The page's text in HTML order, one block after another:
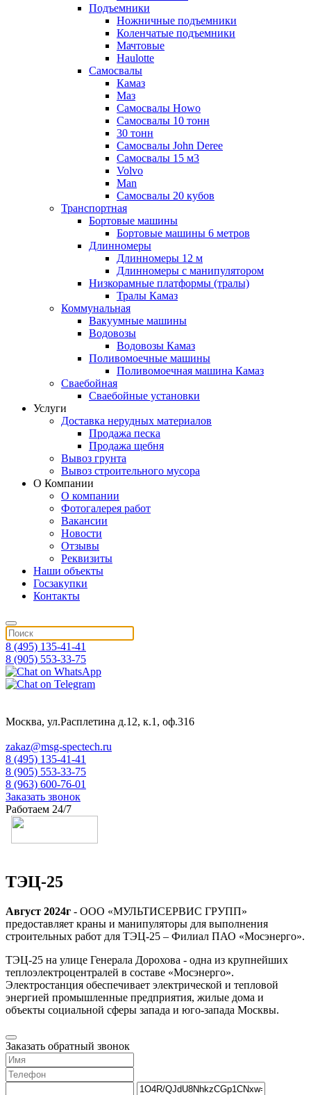
Подъемники
Ножничные подъемники
Коленчатые подъемники
Мачтовые
Haulotte
Самосвалы
Камаз
Маз
Самосвалы Howo
Самосвалы 10 тонн
30 тонн
Самосвалы John Deree
Самосвалы 15 м3
Volvo
Man
Самосвалы 20 кубов
Транспортная
Бортовые машины
Бортовые машины 6 метров
Длинномеры
Длинномеры 12 м
Длинномеры с манипулятором
Низкорамные платформы (тралы)
Тралы Камаз
Коммунальная
Вакуумные машины
Водовозы
Водовозы Камаз
Поливомоечные машины
Поливомоечная машина Камаз
Сваебойная
Сваебойные установки
Услуги
Доставка нерудных материалов
Продажа песка
Продажа щебня
Вывоз грунта
Вывоз строительного мусора
О Компании
О компании
Фотогалерея работ
Вакансии
Новости
Отзывы
Реквизиты
Наши объекты
Госзакупки
Контакты
8 (495) 135-41-41
8 (905) 553-33-75
Москва, ул.Расплетина д.12, к.1, оф.316
zakaz@msg-spectech.ru
8 (495) 135-41-41
8 (905) 553-33-75
8 (963) 600-76-01
Заказать звонок
Работаем 24/7
ТЭЦ-25
Август 2024г - ООО «МУЛЬТИСЕРВИС ГРУПП»
предоставляет краны и манипуляторы для выполнения
строительных работ для ТЭЦ-25 – Филиал ПАО «Мосэнерго».
ТЭЦ-25 на улице Генерала Дорохова - одна из крупнейших
теплоэлектроцентралей в составе «Мосэнерго».
Электростанция обеспечивает электрической и тепловой
энергией промышленные предприятия, жилые дома и
объекты социальной сферы запада и юго-запада Москвы.
Заказать обратный звонок